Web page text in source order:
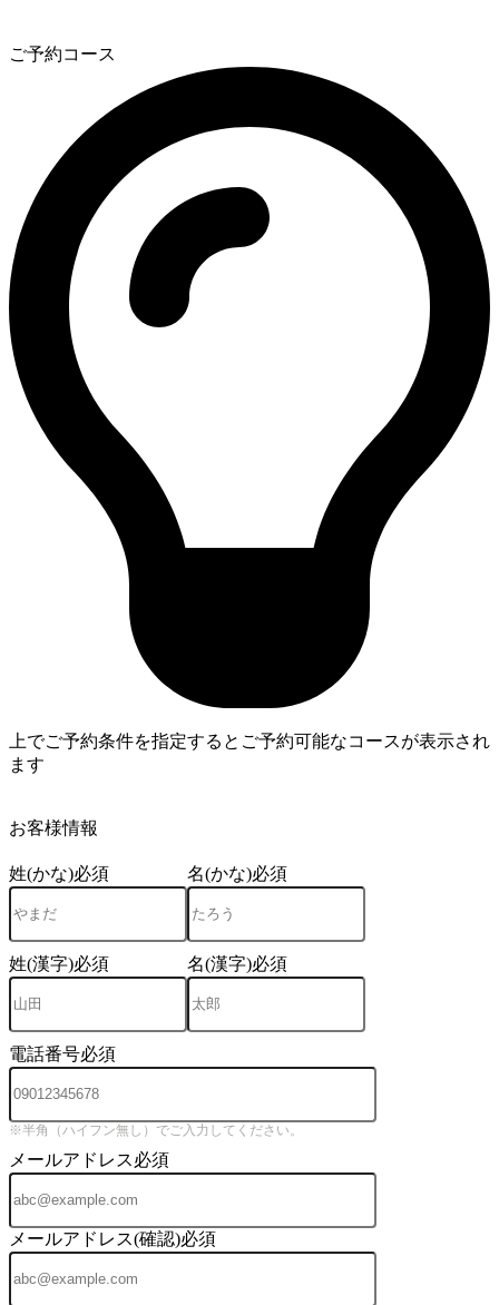
ご予約コース
上でご予約条件を指定するとご予約可能なコースが表示され
ます
お客様情報
姓(かな)必須 名(かな)必須
姓(漢字)必須 名(漢字)必須
電話番号必須
※半角（ハイフン無し）でご入力してください。
メールアドレス必須
メールアドレス(確認)必須